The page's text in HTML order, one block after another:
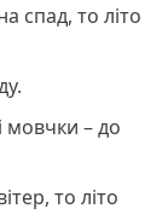
спад, то літо
мовчки – до
то літо